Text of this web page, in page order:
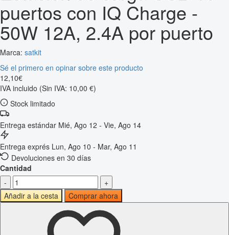
puertos con IQ Charge -
50W 12A, 2.4A por puerto
Marca: satkit
Sé el primero en opinar sobre este producto
12,10€
IVA incluido (Sin IVA: 10,00 €)
Stock limitado
Entrega estándar Mié, Ago 12 - Vie, Ago 14
Entrega exprés Lun, Ago 10 - Mar, Ago 11
Devoluciones en 30 días
Cantidad
-
+
Añadir a la cesta
Comprar ahora